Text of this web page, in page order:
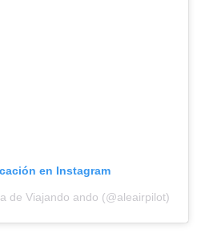
en Instagram
de Viajando ando (@aleairpilot)